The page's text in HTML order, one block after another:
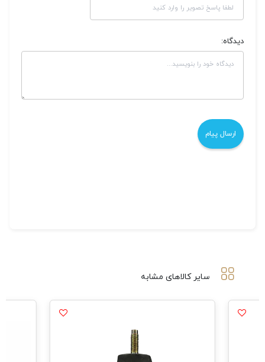
دیدگاه:
سایر کالاهای مشابه